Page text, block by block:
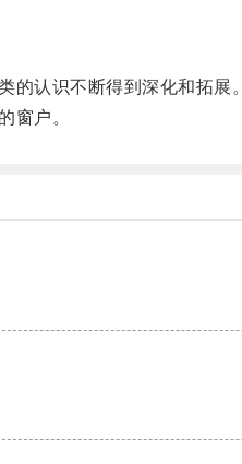
认识不断得到深化和拓展。
窗户。